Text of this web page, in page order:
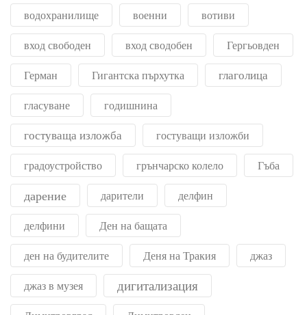
водохранилище военни вотиви
вход свободен вход сводобен Гергьовден
Герман Гигантска пърхутка глаголица
гласуване годишнина
гостуваща изложба гостуващи изложби
градоустройство грънчарско колело Гъба
дарение дарители делфин
делфини Ден на бащата
ден на будителите Деня на Тракия джаз
джаз в музея дигитализация